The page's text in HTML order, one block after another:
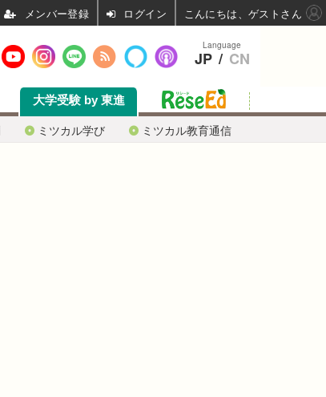
ミツカル学び ミツカル教育通信
大学受験 by 東進
Language
JP / CN
ログイン こんにちは、ゲストさん